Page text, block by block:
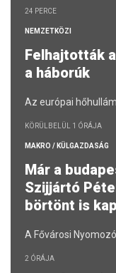
24 PERCE
NEMZETKÖZI
Felhajtották
a háborúk
Az európai
KÖRÜLBELÜL 1 ÓRÁJA
MAKRO / KÜLGAZDASÁG
Már a
Szijjártó
börtönt is
A Fővárosi
2 ÓRÁJA